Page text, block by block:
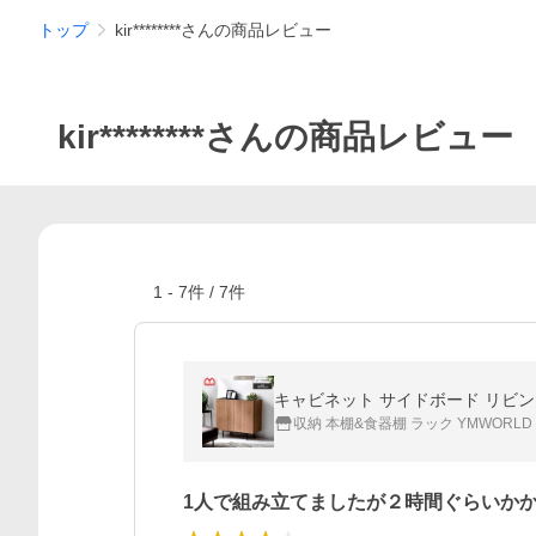
トップ kir********さんの商品レビュー
kir********さんの商品レビュー
1 - 7件 / 7件
収納 本棚&食器棚 ラック YMWORLD
1人で組み立てましたが２時間ぐらいか